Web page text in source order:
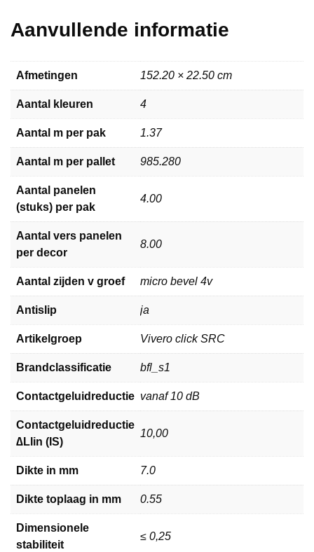
Aanvullende informatie
Afmetingen 152.20 × 22.50 cm
Aantal kleuren 4
Aantal m per pak 1.37
Aantal m per pallet 985.280
Aantal panelen
(stuks) per pak
4.00
Aantal vers panelen
per decor
8.00
Aantal zijden v groef micro bevel 4v
Antislip ja
Artikelgroep Vivero click SRC
Brandclassificatie bfl_s1
Contactgeluidreductie vanaf 10 dB
Contactgeluidreductie
∆Llin (IS)
10,00
Dikte in mm 7.0
Dikte toplaag in mm 0.55
Dimensionele
stabiliteit
≤ 0,25